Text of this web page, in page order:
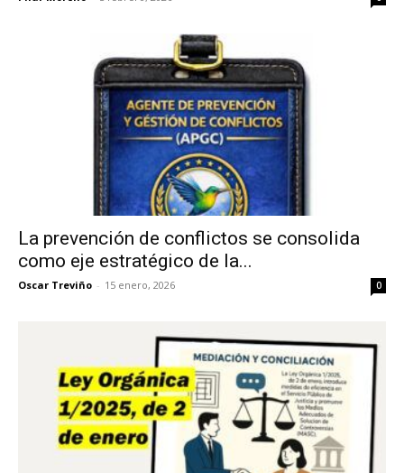
La prevención de conflictos se consolida
como eje estratégico de la...
Oscar Treviño - 15 enero, 2026 0